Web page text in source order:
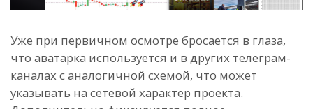
Уже при первичном осмотре бросается в глаза,
что аватарка используется и в других телеграм-
каналах с аналогичной схемой, что может
указывать на сетевой характер проекта.